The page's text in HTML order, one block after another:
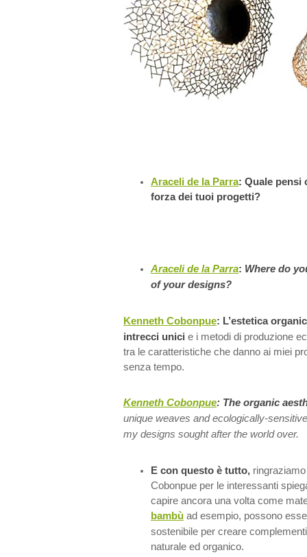
Araceli de la Parra: Quale pensi
forza dei tuoi progetti?
Araceli de la Parra: Where do
of your designs?
Kenneth Cobonpue: L’estetica
intrecci unici e i metodi di produzione
tra le caratteristiche che danno ai miei
senza tempo.
Kenneth Cobonpue: The organic
unique weaves and ecologically-
my designs sought after the world over.
E con questo è tutto,
Cobonpue per le interessanti
capire ancora una volta come
bambù ad esempio, possono
sostenibile per creare
naturale ed organico.